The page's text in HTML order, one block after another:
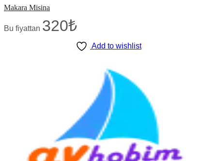
Makara Misina
Bu fiyattan 320₺
Add to wishlist